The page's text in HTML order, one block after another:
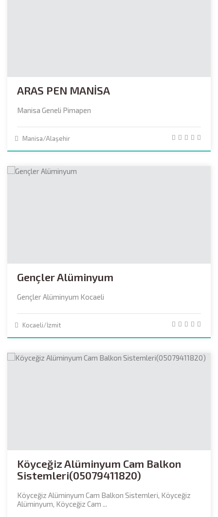
ARAS PEN MANİSA
Manisa Geneli Pimapen
Manisa/Alaşehir
Gençler Alüminyum
Gençler Alüminyum Kocaeli
Kocaeli/İzmit
Köyceğiz Alüminyum Cam Balkon
Sistemleri(05079411820)
Köyceğiz Alüminyum Cam Balkon Sistemleri, Köyceğiz
Alüminyum, Köyceğiz Cam ...